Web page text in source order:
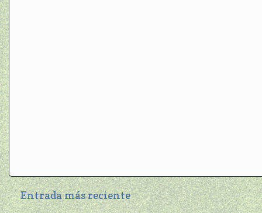
Entrada más reciente